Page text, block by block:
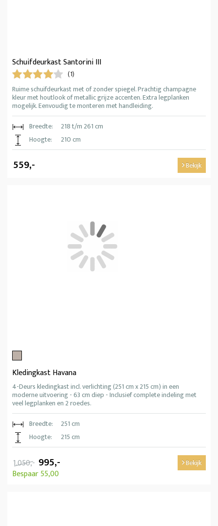
Schuifdeurkast Santorini III
(1)
Ruime schuifdeurkast met of zonder spiegel. Prachtig champagne
kleur met houtlook of metallic grijze accenten. Extra legplanken
mogelijk. Eenvoudig te monteren met handleiding.
Breedte:
218 t/m 261 cm
Hoogte:
210 cm
559,- Bekijk
Kledingkast Havana
4-Deurs kledingkast incl. verlichting (251 cm x 215 cm) in een
moderne uitvoering - 63 cm diep - Inclusief complete indeling met
veel legplanken en 2 roedes.
Breedte:
251 cm
Hoogte:
215 cm
1.050,- 995,-
Bespaar 55,00
Bekijk